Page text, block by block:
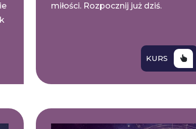
miłości. Rozpocznij już dziś.
KURS